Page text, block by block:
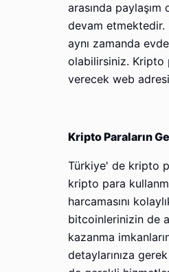
arasında paylaşım
devam etmektedir.
aynı zamanda
olabilirsiniz. Kripto
verecek web
Kripto Paraların
Türkiye' de kripto
kripto para
harcamasını
bitcoinlerinizin de
kazanma
detaylarınıza